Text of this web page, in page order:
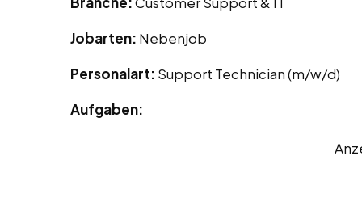
Jobarten: Nebenjob
Personalart: Support Technician (m/w/d)
Aufgaben: